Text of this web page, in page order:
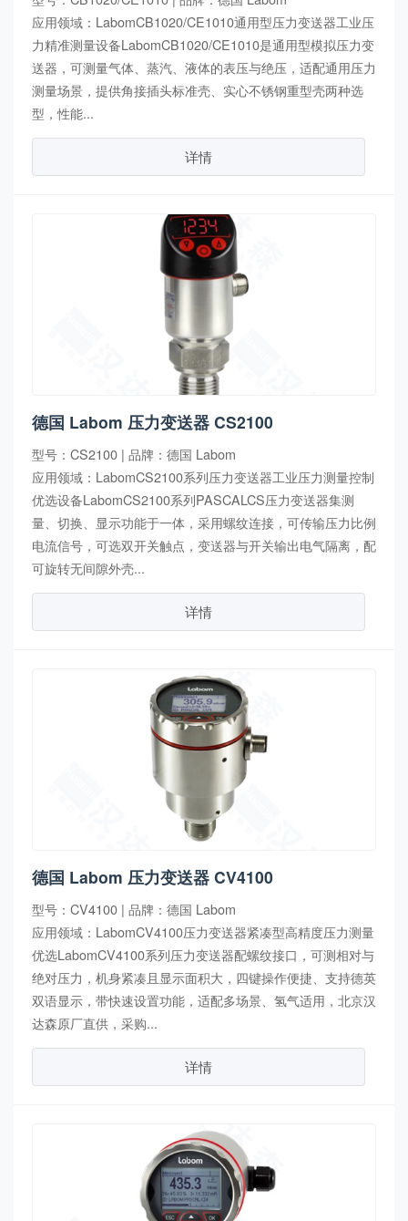
应用领域：LabomCB1020/CE1010通用型压力变送器工业压
力精准测量设备LabomCB1020/CE1010是通用型模拟压力变
送器，可测量气体、蒸汽、液体的表压与绝压，适配通用压力
测量场景，提供角接插头标准壳、实心不锈钢重型壳两种选
型，性能...
详情
德国 Labom 压力变送器 CS2100
型号：CS2100 | 品牌：德国 Labom
应用领域：LabomCS2100系列压力变送器工业压力测量控制
优选设备LabomCS2100系列PASCALCS压力变送器集测
量、切换、显示功能于一体，采用螺纹连接，可传输压力比例
电流信号，可选双开关触点，变送器与开关输出电气隔离，配
可旋转无间隙外壳...
详情
德国 Labom 压力变送器 CV4100
型号：CV4100 | 品牌：德国 Labom
应用领域：LabomCV4100压力变送器紧凑型高精度压力测量
优选LabomCV4100系列压力变送器配螺纹接口，可测相对与
绝对压力，机身紧凑且显示面积大，四键操作便捷、支持德英
双语显示，带快速设置功能，适配多场景、氢气适用，北京汉
达森原厂直供，采购...
详情